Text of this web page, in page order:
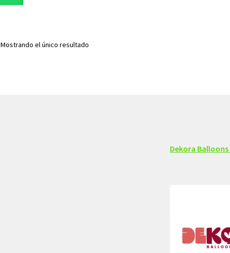
Mostrando el único resultado
Dekora Balloons